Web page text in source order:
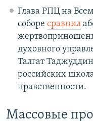
Глава РПЦ на
соборе сравнил
духовного
Талгат
российских
нравственности.
Массовые